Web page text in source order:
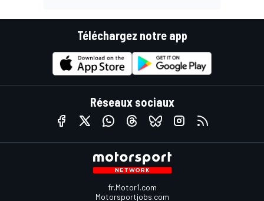
Téléchargez notre app
Réseaux sociaux
fr.Motor1.com
Motorsportjobs.com